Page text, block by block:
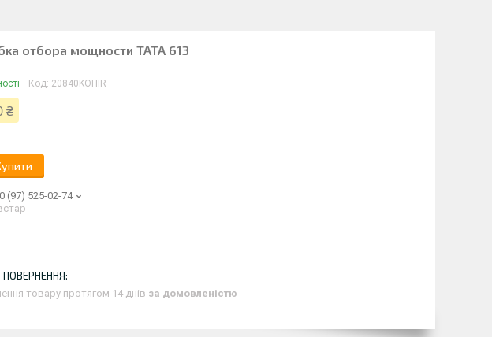
отбора мощности TATA 613
Код: 20840KOHIR
₴
(97) 525-02-74
товару протягом 14 днів за домовленістю